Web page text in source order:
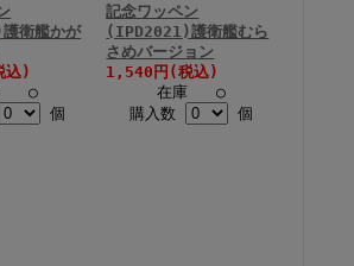
衛艦かが
込)
○
個
記念ワッペン
(IPD2021)護衛艦むら
さめバージョン
1,540円(税込)
在庫 ○
購入数
個